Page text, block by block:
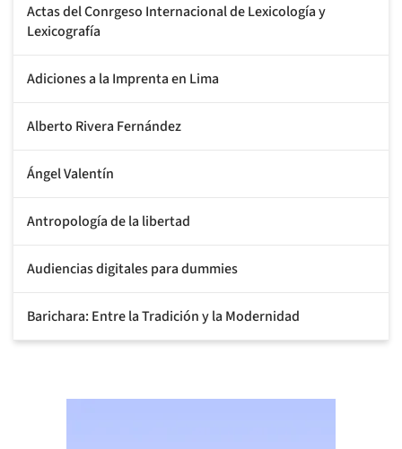
Actas del Conrgeso Internacional de Lexicología y
Lexicografía
Adiciones a la Imprenta en Lima
Alberto Rivera Fernández
Ángel Valentín
Antropología de la libertad
Audiencias digitales para dummies
Barichara: Entre la Tradición y la Modernidad